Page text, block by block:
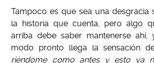
Tampoco es que sea una desgracia
la historia que cuenta, pero algo
arriba debe saber mantenerse
modo pronto llega la sensación
riéndome como antes y esto ya